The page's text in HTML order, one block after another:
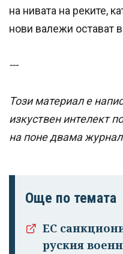
на нивата на реките,
нови валежи остават
---
Този материал е
изкуствен интелект
на поне двама
Още по темата
ЕС
руския